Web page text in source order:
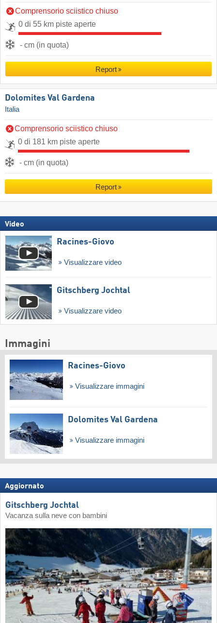
Comprensorio sciistico chiuso
0 di 55 km piste aperte
- cm (in quota)
Report
Dolomites Val Gardena
Italia
Comprensorio sciistico chiuso
0 di 181 km piste aperte
- cm (in quota)
Report
Video
Racines-Giovo
Visualizzare video
Gitschberg Jochtal
Visualizzare video
Immagini
Racines-Giovo
Visualizzare immagini
Dolomites Val Gardena
Visualizzare immagini
Aggiornato
Gitschberg Jochtal
Vacanza sulla neve con bambini